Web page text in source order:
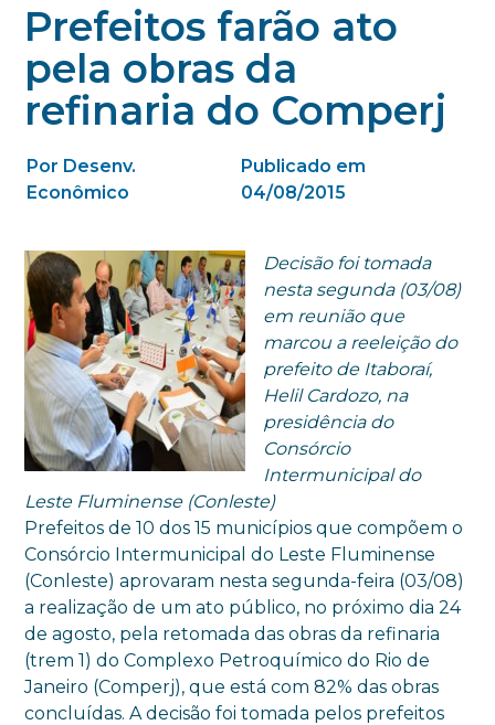
Prefeitos farão ato
pela obras da
refinaria do Comperj
Por Desenv.
Econômico
Publicado em
04/08/2015
Decisão foi tomada
nesta segunda (03/08)
em reunião que
marcou a reeleição do
prefeito de Itaboraí,
Helil Cardozo, na
presidência do
Consórcio
Intermunicipal do
Leste Fluminense (Conleste)
Prefeitos de 10 dos 15 municípios que compõem o
Consórcio Intermunicipal do Leste Fluminense
(Conleste) aprovaram nesta segunda-feira (03/08)
a realização de um ato público, no próximo dia 24
de agosto, pela retomada das obras da refinaria
(trem 1) do Complexo Petroquímico do Rio de
Janeiro (Comperj), que está com 82% das obras
concluídas. A decisão foi tomada pelos prefeitos